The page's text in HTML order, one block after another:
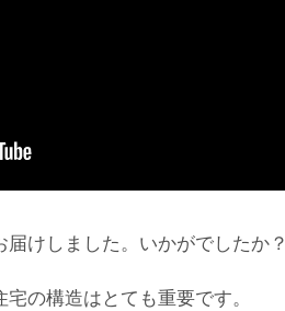
けしました。いかがでしたか？
の構造はとても重要です。